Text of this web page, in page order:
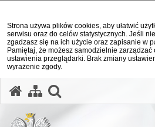
Strona używa plików cookies, aby ułatwić
serwisu oraz do celów statystycznych. Jeśli
zgadzasz się na ich użycie oraz zapisanie w
Pamiętaj, że możesz samodzielnie
ustawienia przeglądarki. Brak zmiany
wyrażenie zgody.